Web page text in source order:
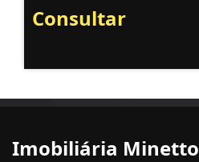
Consultar
Imobiliária Minetto